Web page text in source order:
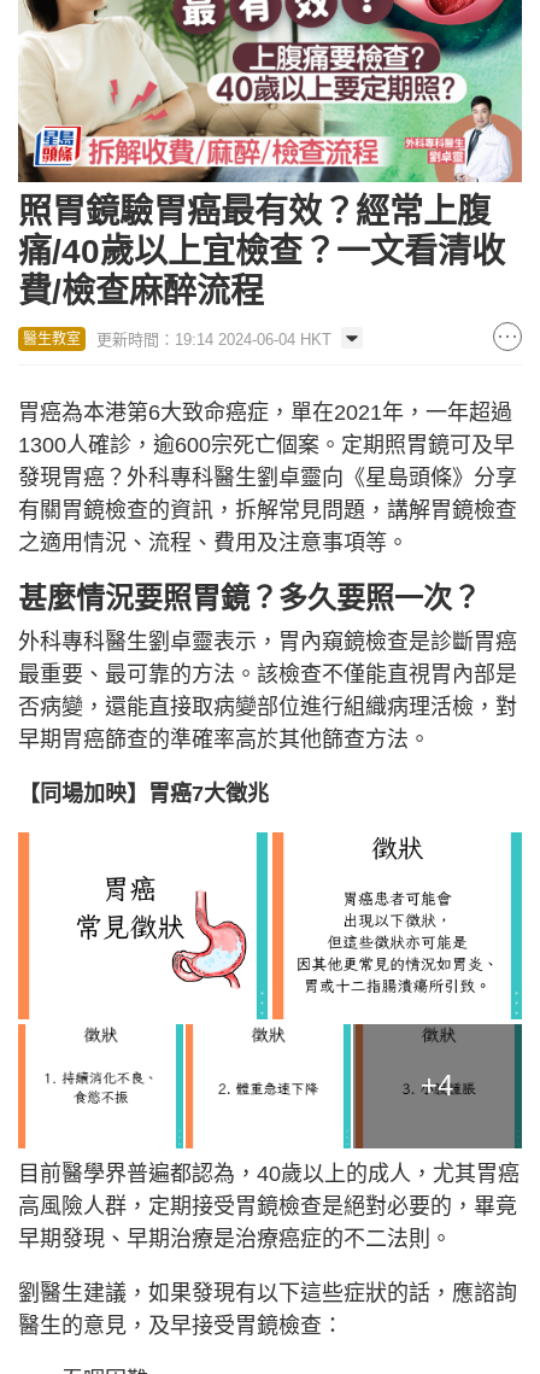
照胃鏡驗胃癌最有效？經常上腹
痛/40歲以上宜檢查？一文看清收
費/檢查麻醉流程
醫生教室 更新時間：19:14 2024-06-04 HKT
胃癌為本港第6大致命癌症，單在2021年，一年超過
1300人確診，逾600宗死亡個案。定期照胃鏡可及早
發現胃癌？外科專科醫生劉卓靈向《星島頭條》分享
有關胃鏡檢查的資訊，拆解常見問題，講解胃鏡檢查
之適用情況、流程、費用及注意事項等。
甚麼情況要照胃鏡？多久要照一次？
外科專科醫生劉卓靈表示，胃內窺鏡檢查是診斷胃癌
最重要、最可靠的方法。該檢查不僅能直視胃內部是
否病變，還能直接取病變部位進行組織病理活檢，對
早期胃癌篩查的準確率高於其他篩查方法。
【同場加映】胃癌7大徵兆
+4
目前醫學界普遍都認為，40歲以上的成人，尤其胃癌
高風險人群，定期接受胃鏡檢查是絕對必要的，畢竟
早期發現、早期治療是治療癌症的不二法則。
劉醫生建議，如果發現有以下這些症狀的話，應諮詢
醫生的意見，及早接受胃鏡檢查：